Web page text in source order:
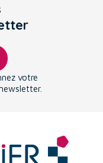
votre